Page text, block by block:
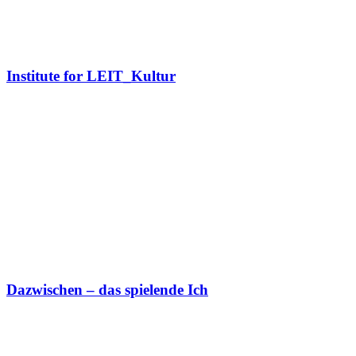
Institute for LEIT_Kultur
Dazwischen – das spielende Ich